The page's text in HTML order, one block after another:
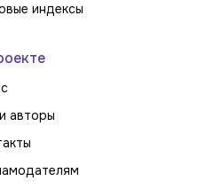
индексы
авторы